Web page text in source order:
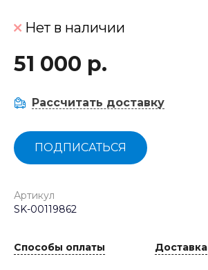
Нет в наличии
51 000 р.
Рассчитать доставку
ПОДПИСАТЬСЯ
Артикул
SK-00119862
Способы оплаты Доставка